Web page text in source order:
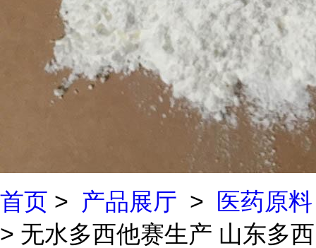
首页 > 产品展厅 >
医药原料
> 无水多西他赛生产 山东多西